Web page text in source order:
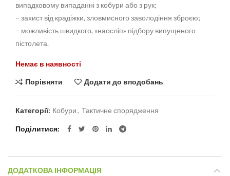
випадковому випаданні з кобури або з рук;
– захист від крадіжки, зловмисного заволодіння зброєю;
– можливість швидкого, «наосліп» підбору випущеного
пістолета.
Немає в наявності
Порівняти Додати до вподобань
Категорії: Кобури, Тактичне спорядження
Поділитися
ДОДАТКОВА ІНФОРМАЦІЯ